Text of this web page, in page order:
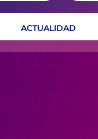
ACTUALIDAD